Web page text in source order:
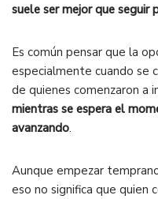
suele ser mejor que seguir
Es común pensar que la
especialmente cuando se
de quienes comenzaron a
mientras se espera el
avanzando.
Aunque empezar
eso no significa que quien